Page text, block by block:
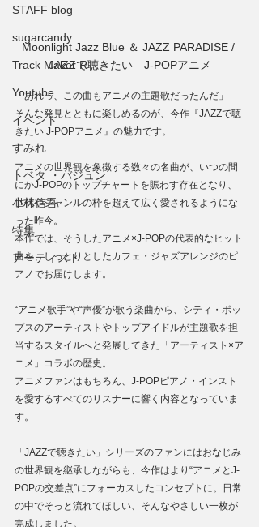
STAFF blog
sugarcandy
Track Maker R
Youtube
イベント
すみれ
トベタ ・バジュン
小林信吾
特集
アーティスト
Moonlight Jazz Blue ＆ JAZZ PARADISE /
JAZZで聴きたい　J-POPアニメ
「あれっ、この曲もアニメの主題歌だったんだ」──
そんな発見とともに楽しめるのが、今作『JAZZで聴
きたい J-POPアニメ』の魅力です。
アニメの世界観を象徴する数々の名曲が、いつの間
にかJ-POPのトップチャートを賑わす存在となり、
世代やジャンルの枠を超えて広く愛されるようにな
った昨今。
本作では、そうしたアニメ×J-POPの代表的なヒット
曲を、しっとりとしたカフェ・ジャズアレンジのピ
アノでお届けします。
“アニメ歌手”や“声優”が歌う楽曲から、シティ・ポッ
プスのアーティストやトップアイドルが主題歌を担
当するスタイルへと発展してきた「アーティスト×ア
ニメ」コラボの歴史。
アニメファンはもちろん、J-POPピアノ・インスト
を愛するすべてのリスナーに響く内容となっていま
す。
「JAZZで聴きたい」シリーズのファンにはおなじみ
の世界観を継承しながらも、今作はより“アニメとJ-
POPの交差点”にフォーカスしたコンセプトに。日常
の中でそっと流れてほしい、そんなやさしい一枚が
完成しました。